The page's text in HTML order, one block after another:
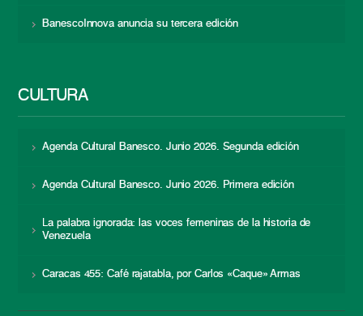
BanescoInnova anuncia su tercera edición
CULTURA
Agenda Cultural Banesco. Junio 2026. Segunda edición
Agenda Cultural Banesco. Junio 2026. Primera edición
La palabra ignorada: las voces femeninas de la historia de
Venezuela
Caracas 455: Café rajatabla, por Carlos «Caque» Armas